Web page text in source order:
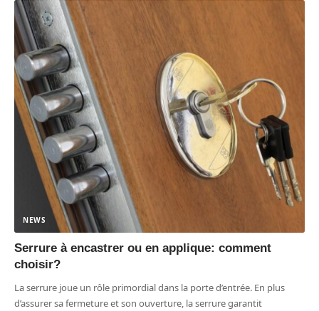
NEWS
Serrure à encastrer ou en applique: comment
choisir?
La serrure joue un rôle primordial dans la porte d’entrée. En plus
d’assurer sa fermeture et son ouverture, la serrure garantit